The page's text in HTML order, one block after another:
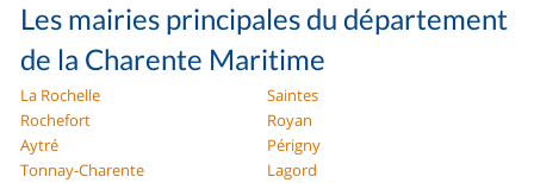
Les mairies principales du département
de la Charente Maritime
La Rochelle
Saintes
Rochefort
Royan
Aytré
Périgny
Tonnay-Charente
Lagord